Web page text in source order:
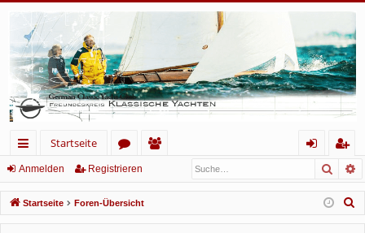
ch
ne
llz
Startseite
or
en
lie
de
m
el
eg
ist
rie
Anmelden Registrieren
Startseite Foren-Übersicht